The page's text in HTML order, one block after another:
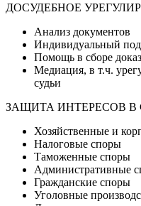
ДОСУДЕБНОЕ
Анализ документов
Индивидуальный
Помощь в сборе
Медиация, в т.ч.
судьи
ЗАЩИТА ИНТЕРЕСОВ В
Хозяйственные и
Налоговые споры
Таможенные споры
Административные
Гражданские споры
Уголовные